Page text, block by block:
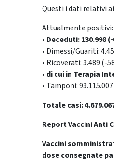
Questi i dati relativi
Attualmente positivi:
• Deceduti: 130.998
• Dimessi/Guariti:
• Ricoverati: 3.489 (-
• di cui in Terapia
• Tamponi:
Totale casi:
Report Vaccini Anti
Vaccini
dose consegnate